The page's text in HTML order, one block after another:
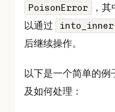
PoisonError ，
以通过
into_inner
后继续操作。
以下是一个简单的
及如何处理：